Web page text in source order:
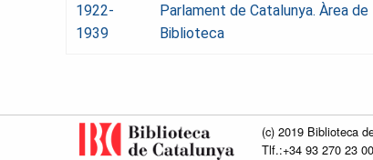
1922-
1939
Parlament de Catalunya. Àrea
Biblioteca
(c) 2019 Biblioteca
Tlf.:+34 93 270 23